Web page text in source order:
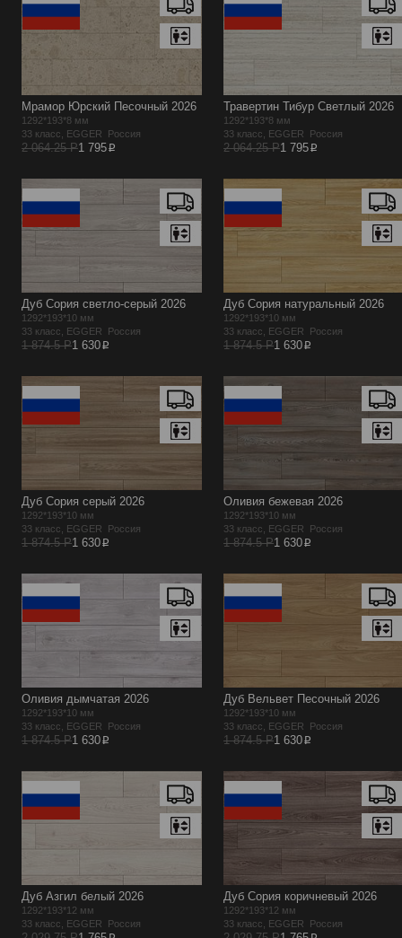
Мрамор Юрский Песочный 2026
1292*193*8 мм
33 класс, EGGER Россия
2 064.25 Р1 795p
Травертин Тибур Светлый 2026
1292*193*8 мм
33 класс, EGGER Россия
2 064.25 Р1 795p
Дуб Сория светло-серый 2026
1292*193*10 мм
33 класс, EGGER Россия
1 874.5 Р1 630p
Дуб Сория натуральный 2026
1292*193*10 мм
33 класс, EGGER Россия
1 874.5 Р1 630p
Дуб Сория серый 2026
1292*193*10 мм
33 класс, EGGER Россия
1 874.5 Р1 630p
Оливия бежевая 2026
1292*193*10 мм
33 класс, EGGER Россия
1 874.5 Р1 630p
Оливия дымчатая 2026
1292*193*10 мм
33 класс, EGGER Россия
1 874.5 Р1 630p
Дуб Вельвет Песочный 2026
1292*193*10 мм
33 класс, EGGER Россия
1 874.5 Р1 630p
Дуб Азгил белый 2026
1292*193*12 мм
33 класс, EGGER Россия
Дуб Сория коричневый 2026
1292*193*12 мм
33 класс, EGGER Россия